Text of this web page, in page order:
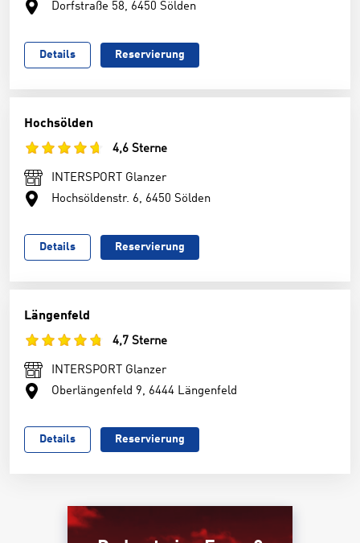
Dorfstraße 58, 6450 Sölden
Details Reservierung
Hochsölden
4,6 Sterne
INTERSPORT Glanzer
Hochsöldenstr. 6, 6450 Sölden
Details Reservierung
Längenfeld
4,7 Sterne
INTERSPORT Glanzer
Oberlängenfeld 9, 6444 Längenfeld
Details Reservierung